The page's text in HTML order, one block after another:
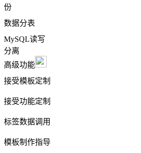
份
数据分表
MySQL读写
分离
高级功能
接受模板定制
接受功能定制
标签数据调用
模板制作指导